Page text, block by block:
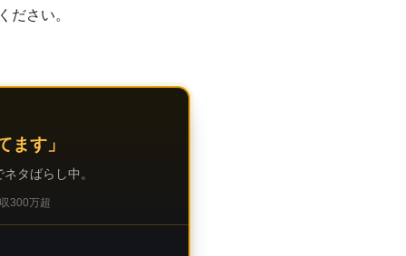
ださい。
ます」
タばらし中。
300万超